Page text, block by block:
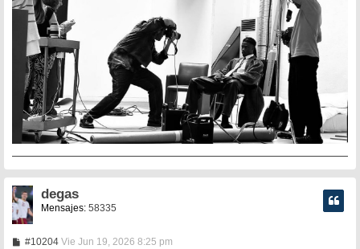
degas
Mensajes:58335
#10204MVie Jun 19, 2026 8:25 pm